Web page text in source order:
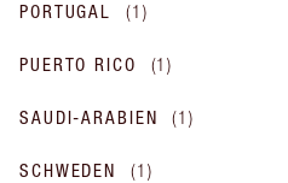
PORTUGAL (1 )
PUERTO RICO (1)
SAUDI-ARABIEN (1)
SCHWEDEN (1 )